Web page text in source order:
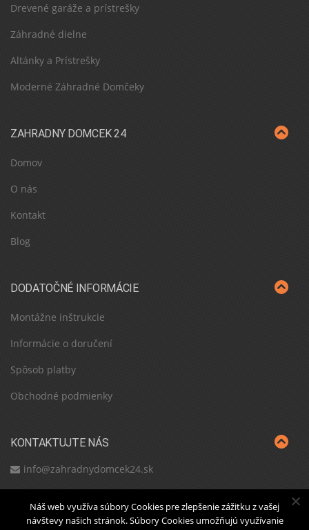
Drevené garáže a prístrešky
Záhradné dielne
Altánky a Prístrešky
Moderné Záhradné Domčeky
ZAHRADNY DOMCEK 24
Domov
O nás
Kontakt
Blog
DODATOČNÉ INFORMÁCIE
Montážne inštrukcie
Informácie o doručení
Spôsob platby
Obchodné podmienky
KONTAKTUJTE NÁS
info@zahradnydomcek24.sk
Náš web využíva súbory Cookies pre zlepšenie zážitku z vašej
návštevy našich stránok. Súbory Cookies umožňujú využívanie